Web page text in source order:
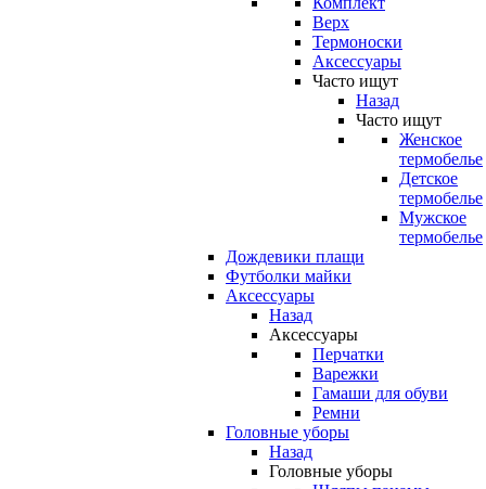
Верх
Термоноски
Аксессуары
Часто ищут
Назад
Часто ищут
Женское
термобелье
Детское
термобелье
Мужское
термобелье
Дождевики плащи
Футболки майки
Аксессуары
Назад
Аксессуары
Перчатки
Варежки
Гамаши для обуви
Ремни
Головные уборы
Назад
Головные уборы